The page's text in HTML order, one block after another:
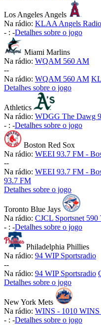
Los Angeles Angels
Na rádio: KLAA Angels
- : -Detalhes sobre o jogo
Miami Marlins
Na rádio: WQAM 560 AM
--
Na rádio: WQAM 560 AM
Detalhes sobre o jogo
Athletics
Na rádio: WDGG The Dawg
- : -Detalhes sobre o jogo
Boston Red Sox
Na rádio: WEEI 93.7 FM -
--
Na rádio: WEEI 93.7 FM -
93.7 FM
Detalhes sobre o jogo
Toronto Blue Jays
Na rádio: CJCL Sportsnet
- : -Detalhes sobre o jogo
Philadelphia Phillies
Na rádio: 94 WIP Sportsradio
--
Na rádio: 94 WIP Sportsradio
Detalhes sobre o jogo
New York Mets
Na rádio: WINS - 1010
- : -Detalhes sobre o jogo